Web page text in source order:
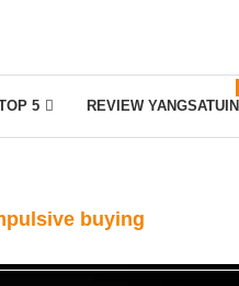
5 REVIEW YANGSATUINI
buying